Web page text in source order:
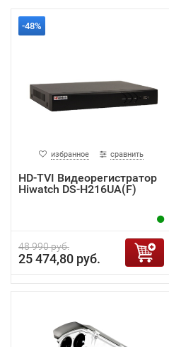
-48%
избранное сравнить
HD-TVI Видеорегистратор
Hiwatch DS-H216UA(F)
48 990 руб.
25 474,80 руб.